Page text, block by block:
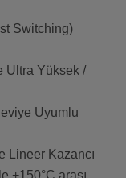
Switching)
Ultra Yüksek /
Uyumlu
Lineer Kazancı
+150°C arası